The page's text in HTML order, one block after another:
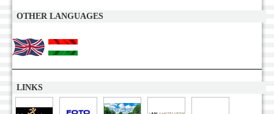
OTHER LANGUAGES
LINKS